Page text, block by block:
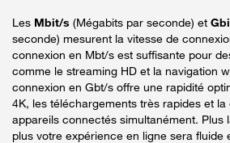
Les Mbit/s (Mégabits par seconde) et
seconde) mesurent la vitesse de
connexion en Mbt/s est suffisante pour
comme le streaming HD et la navigation
connexion en Gbt/s offre une rapidité
4K, les téléchargements très rapides et
appareils connectés simultanément. Plus
plus votre expérience en ligne sera fluide